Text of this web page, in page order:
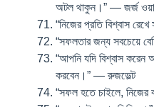
অটল থাকুন।” — জর্জ
“নিজের প্রতি বিশ্বাস
“সফলতার জন্য সবচেয়ে
“আপনি যদি বিশ্বাস করেন
করবেন।” — রুজভেল্ট
“সফল হতে চাইলে,